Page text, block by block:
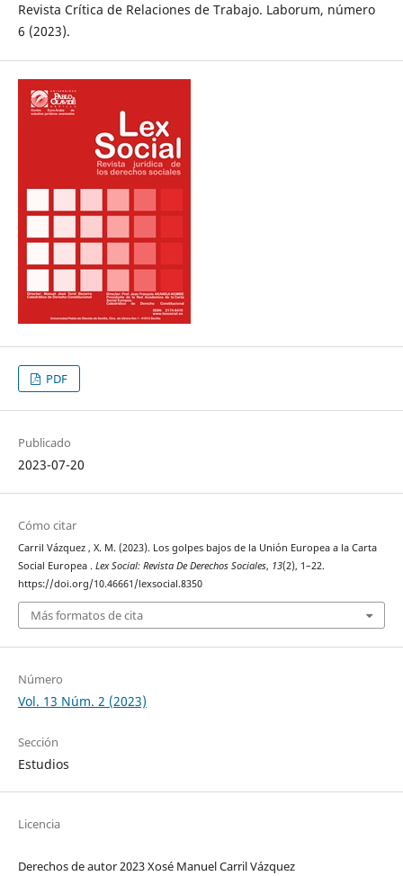
Revista Crítica de Relaciones de Trabajo. Laborum, número
6 (2023).
PDF
Publicado
2023-07-20
Cómo citar
Carril Vázquez , X. M. (2023). Los golpes bajos de la Unión Europea a la Carta
Social Europea . Lex Social: Revista De Derechos Sociales, 13(2), 1–22.
https://doi.org/10.46661/lexsocial.8350
Más formatos de cita
Número
Vol. 13 Núm. 2 (2023)
Sección
Estudios
Licencia
Derechos de autor 2023 Xosé Manuel Carril Vázquez